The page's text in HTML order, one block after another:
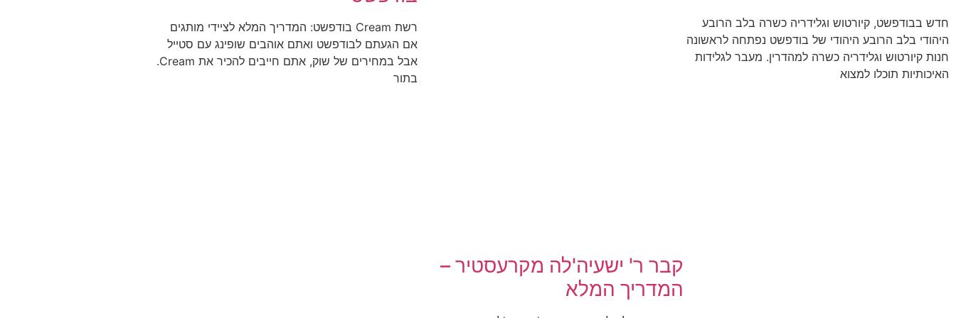
חדש בבודפשט, קיורטוש וגלידריה כשרה בלב הרובע
היהודי בלב הרובע היהודי של בודפשט נפתחה לראשונה
חנות קיורטוש וגלידריה כשרה למהדרין. מעבר לגלידות
האיכותיות תוכלו למצוא
קבר ר' ישעיה'לה מקרעסטיר –
המדריך המלא
רשת Cream בודפשט: המדריך המלא לציידי מותגים
אם הגעתם לבודפשט ואתם אוהבים שופינג עם סטייל
אבל במחירים של שוק, אתם חייבים להכיר את Cream.
בתור